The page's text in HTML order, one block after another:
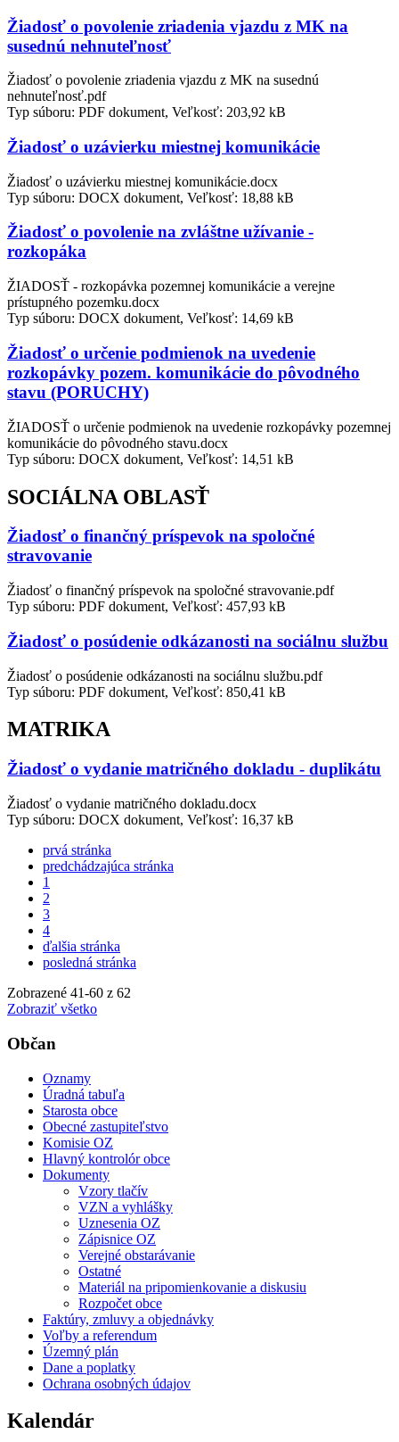
Žiadosť o povolenie zriadenia vjazdu z MK na
susednú nehnuteľnosť
Žiadosť o povolenie zriadenia vjazdu z MK na susednú
nehnuteľnosť.pdf
Typ súboru: PDF dokument, Veľkosť: 203,92 kB
Žiadosť o uzávierku miestnej komunikácie
Žiadosť o uzávierku miestnej komunikácie.docx
Typ súboru: DOCX dokument, Veľkosť: 18,88 kB
Žiadosť o povolenie na zvláštne užívanie -
rozkopáka
ŽIADOSŤ - rozkopávka pozemnej komunikácie a verejne
prístupného pozemku.docx
Typ súboru: DOCX dokument, Veľkosť: 14,69 kB
Žiadosť o určenie podmienok na uvedenie
rozkopávky pozem. komunikácie do pôvodného
stavu (PORUCHY)
ŽIADOSŤ o určenie podmienok na uvedenie rozkopávky pozemnej
komunikácie do pôvodného stavu.docx
Typ súboru: DOCX dokument, Veľkosť: 14,51 kB
SOCIÁLNA OBLASŤ
Žiadosť o finančný príspevok na spoločné
stravovanie
Žiadosť o finančný príspevok na spoločné stravovanie.pdf
Typ súboru: PDF dokument, Veľkosť: 457,93 kB
Žiadosť o posúdenie odkázanosti na sociálnu službu
Žiadosť o posúdenie odkázanosti na sociálnu službu.pdf
Typ súboru: PDF dokument, Veľkosť: 850,41 kB
MATRIKA
Žiadosť o vydanie matričného dokladu - duplikátu
Žiadosť o vydanie matričného dokladu.docx
Typ súboru: DOCX dokument, Veľkosť: 16,37 kB
prvá stránka
predchádzajúca stránka
1
2
3
4
ďalšia stránka
posledná stránka
Zobrazené 41-60 z 62
Zobraziť všetko
Občan
Oznamy
Úradná tabuľa
Starosta obce
Obecné zastupiteľstvo
Komisie OZ
Hlavný kontrolór obce
Dokumenty
Vzory tlačív
VZN a vyhlášky
Uznesenia OZ
Zápisnice OZ
Verejné obstarávanie
Ostatné
Materiál na pripomienkovanie a diskusiu
Rozpočet obce
Faktúry, zmluvy a objednávky
Voľby a referendum
Územný plán
Dane a poplatky
Ochrana osobných údajov
Kalendár